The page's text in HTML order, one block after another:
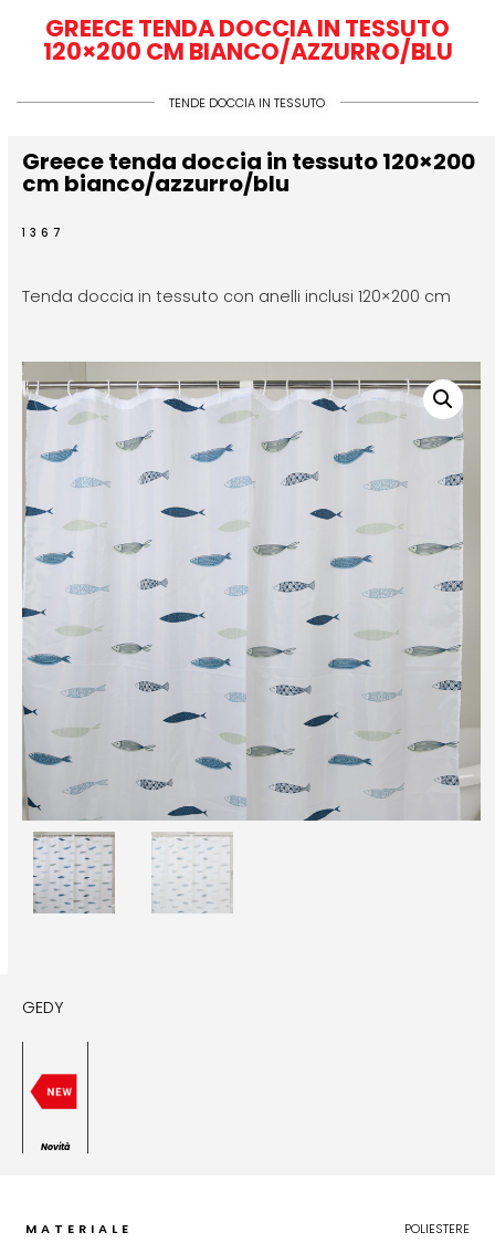
GREECE TENDA DOCCIA IN TESSUTO
120×200 CM BIANCO/AZZURRO/BLU
TENDE DOCCIA IN TESSUTO
Greece tenda doccia in tessuto 120×200
cm bianco/azzurro/blu
1367
Tenda doccia in tessuto con anelli inclusi 120×200 cm
GEDY
Novità
MATERIALE POLIESTERE